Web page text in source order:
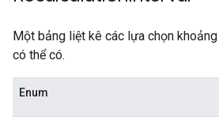
Một bảng liệt kê các lựa chọn
có thể có.
Enum